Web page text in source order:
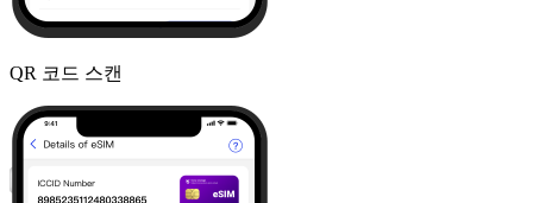
QR 코드 스캔